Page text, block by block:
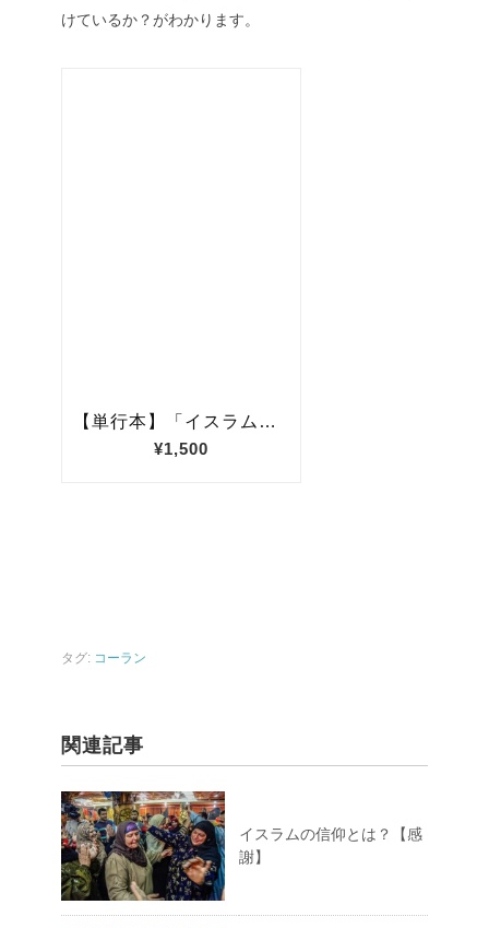
けているか？がわかります。
タグ: コーラン
関連記事
イスラムの信仰とは？【感
謝】